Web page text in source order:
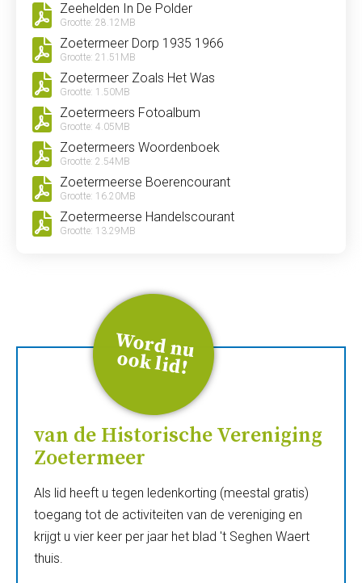
Zeehelden In De Polder
Grootte: 28.12MB
Zoetermeer Dorp 1935 1966
Grootte: 21.51MB
Zoetermeer Zoals Het Was
Grootte: 1.50MB
Zoetermeers Fotoalbum
Grootte: 4.05MB
Zoetermeers Woordenboek
Grootte: 2.54MB
Zoetermeerse Boerencourant
Grootte: 16.20MB
Zoetermeerse Handelscourant
Grootte: 13.29MB
W
ord
n
u
ook
lid
!
van de Historische Vereniging
Zoetermeer
Als lid heeft u tegen ledenkorting (meestal gratis)
toegang tot de activiteiten van de vereniging en
krijgt u vier keer per jaar het blad 't Seghen Waert
thuis.